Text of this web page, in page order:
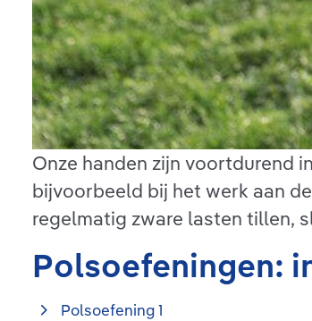
Onze handen zijn voortdurend
bijvoorbeeld bij het werk aan
regelmatig zware lasten tillen,
Polsoefeningen:
Polsoefening 1